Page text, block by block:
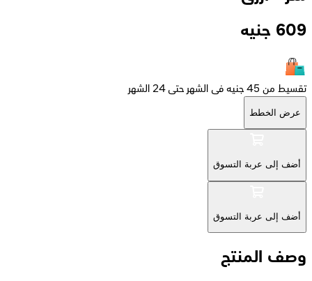
609 جنيه
تقسيط من 45 جنيه فى الشهر حتى 24 الشهر
عرض الخطط
أضف إلى عربة التسوق
أضف إلى عربة التسوق
وصف المنتج